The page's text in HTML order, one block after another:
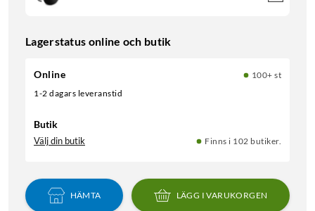
Lagerstatus online och butik
Online
100+ st
1-2 dagars leveranstid
Butik
Välj din butik Finns i 102 butiker.
HÄMTA LÄGG I VARUKORGEN